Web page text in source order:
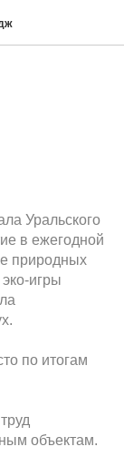
Уральского
в ежегодной
природных
игры
по итогам
объектам.